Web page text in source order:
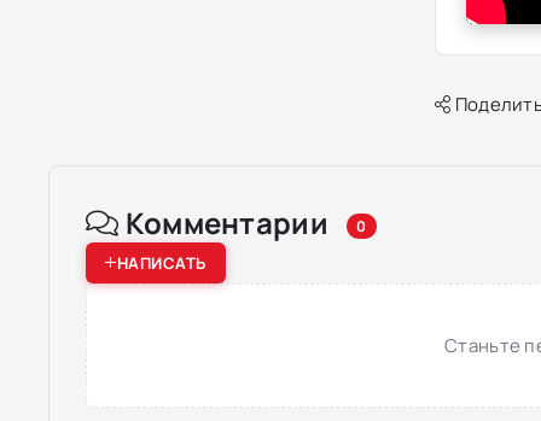
Комментарии 0
НАПИСАТЬ
Станьте